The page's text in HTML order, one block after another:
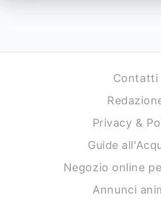
Contatti
Privacy &
Guide
Negozio online
Annunci